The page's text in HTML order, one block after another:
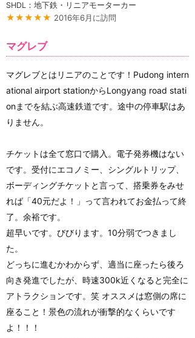
SHDL：地下鉄・リニアモーターカー
★★★★★ 2016年6月に訪問
マグレブ
マグレブとはリニアのことです！Pudong intern
ational airport stationからLongyang road stati
onまでを結ぶ高速鉄道です。途中の停車駅はあ
りません。
チケットは全て窓口で購入。電子発券機はない
です。受付にエコノミー、シングルトリップ、
ボーディングチケットと言って、搭乗券をみせ
れば「40元だよ！」って言われてお金払って終
了。余裕です。
超早いです。びびります。10分弱でつきまし
た。
どっちに進むかわからず、適当に座ったら後ろ
向き発進でしたが、時速300k近くなると完全に
アトラクションです。笑 オススメは窓側の席に
座ること！景色の流れが衝撃的なくらいです
よ！！！